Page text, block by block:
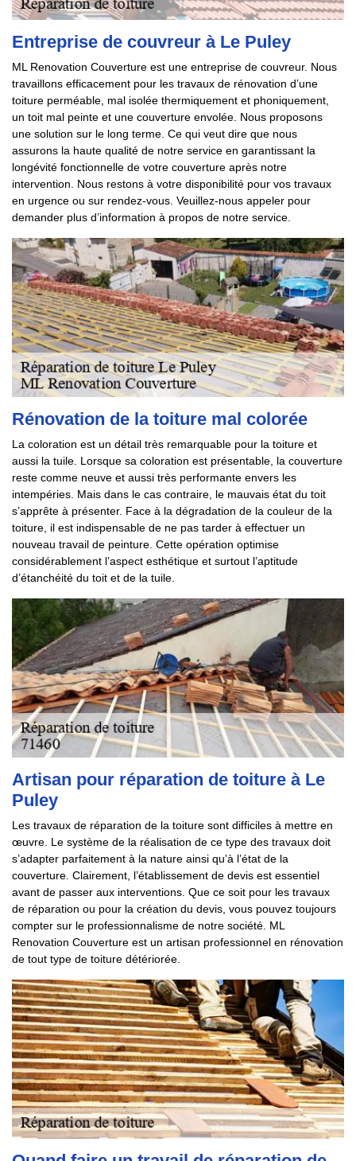
Entreprise de couvreur à Le Puley
ML Renovation Couverture est une entreprise de couvreur. Nous
travaillons efficacement pour les travaux de rénovation d’une
toiture perméable, mal isolée thermiquement et phoniquement,
un toit mal peinte et une couverture envolée. Nous proposons
une solution sur le long terme. Ce qui veut dire que nous
assurons la haute qualité de notre service en garantissant la
longévité fonctionnelle de votre couverture après notre
intervention. Nous restons à votre disponibilité pour vos travaux
en urgence ou sur rendez-vous. Veuillez-nous appeler pour
demander plus d’information à propos de notre service.
Rénovation de la toiture mal colorée
La coloration est un détail très remarquable pour la toiture et
aussi la tuile. Lorsque sa coloration est présentable, la couverture
reste comme neuve et aussi très performante envers les
intempéries. Mais dans le cas contraire, le mauvais état du toit
s’apprête à présenter. Face à la dégradation de la couleur de la
toiture, il est indispensable de ne pas tarder à effectuer un
nouveau travail de peinture. Cette opération optimise
considérablement l’aspect esthétique et surtout l’aptitude
d’étanchéité du toit et de la tuile.
Artisan pour réparation de toiture à Le
Puley
Les travaux de réparation de la toiture sont difficiles à mettre en
œuvre. Le système de la réalisation de ce type des travaux doit
s’adapter parfaitement à la nature ainsi qu’à l’état de la
couverture. Clairement, l’établissement de devis est essentiel
avant de passer aux interventions. Que ce soit pour les travaux
de réparation ou pour la création du devis, vous pouvez toujours
compter sur le professionnalisme de notre société. ML
Renovation Couverture est un artisan professionnel en rénovation
de tout type de toiture détériorée.